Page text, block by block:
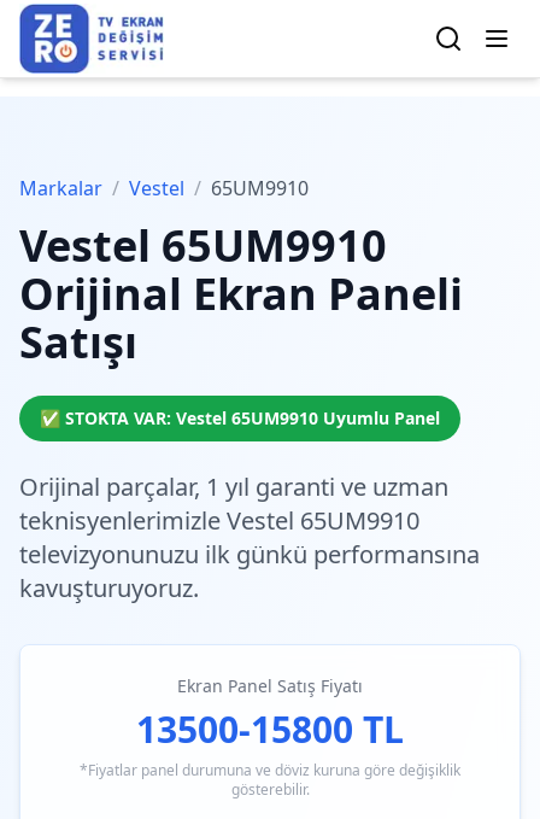
Markalar / Vestel / 65UM9910
Vestel 65UM9910
Orijinal Ekran Paneli
Satışı
✅ STOKTA VAR: Vestel 65UM9910 Uyumlu Panel
Orijinal parçalar, 1 yıl garanti ve uzman
teknisyenlerimizle Vestel 65UM9910
televizyonunuzu ilk günkü performansına
kavuşturuyoruz.
Ekran Panel Satış Fiyatı
13500-15800 TL
*Fiyatlar panel durumuna ve döviz kuruna göre değişiklik
gösterebilir.